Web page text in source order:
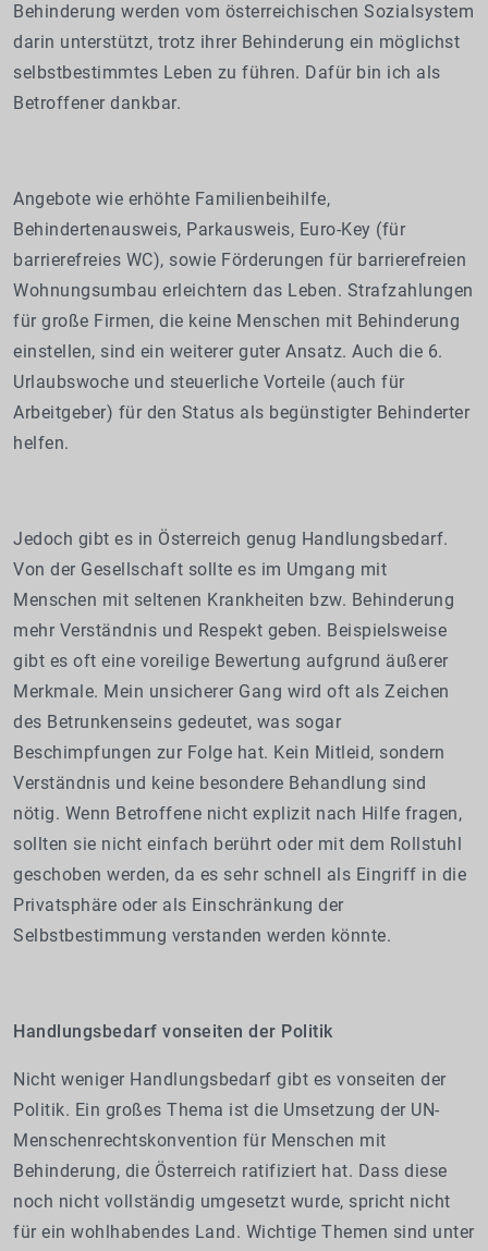
Behinderung werden vom österreichischen Sozialsystem
darin unterstützt, trotz ihrer Behinderung ein möglichst
selbstbestimmtes Leben zu führen. Dafür bin ich als
Betroffener dankbar.
Angebote wie erhöhte Familienbeihilfe,
Behindertenausweis, Parkausweis, Euro-Key (für
barrierefreies WC), sowie Förderungen für barrierefreien
Wohnungsumbau erleichtern das Leben. Strafzahlungen
für große Firmen, die keine Menschen mit Behinderung
einstellen, sind ein weiterer guter Ansatz. Auch die 6.
Urlaubswoche und steuerliche Vorteile (auch für
Arbeitgeber) für den Status als begünstigter Behinderter
helfen.
Jedoch gibt es in Österreich genug Handlungsbedarf.
Von der Gesellschaft sollte es im Umgang mit
Menschen mit seltenen Krankheiten bzw. Behinderung
mehr Verständnis und Respekt geben. Beispielsweise
gibt es oft eine voreilige Bewertung aufgrund äußerer
Merkmale. Mein unsicherer Gang wird oft als Zeichen
des Betrunkenseins gedeutet, was sogar
Beschimpfungen zur Folge hat. Kein Mitleid, sondern
Verständnis und keine besondere Behandlung sind
nötig. Wenn Betroffene nicht explizit nach Hilfe fragen,
sollten sie nicht einfach berührt oder mit dem Rollstuhl
geschoben werden, da es sehr schnell als Eingriff in die
Privatsphäre oder als Einschränkung der
Selbstbestimmung verstanden werden könnte.
Handlungsbedarf vonseiten der Politik
Nicht weniger Handlungsbedarf gibt es vonseiten der
Politik. Ein großes Thema ist die Umsetzung der UN-
Menschenrechtskonvention für Menschen mit
Behinderung, die Österreich ratifiziert hat. Dass diese
noch nicht vollständig umgesetzt wurde, spricht nicht
für ein wohlhabendes Land. Wichtige Themen sind unter